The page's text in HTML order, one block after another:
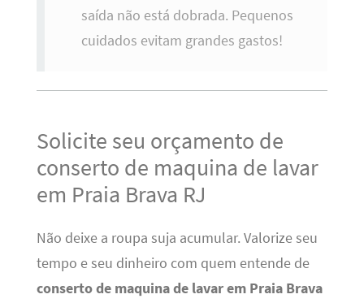
saída não está dobrada. Pequenos
cuidados evitam grandes gastos!
Solicite seu orçamento de
conserto de maquina de lavar
em Praia Brava RJ
Não deixe a roupa suja acumular. Valorize seu
tempo e seu dinheiro com quem entende de
conserto de maquina de lavar em Praia Brava